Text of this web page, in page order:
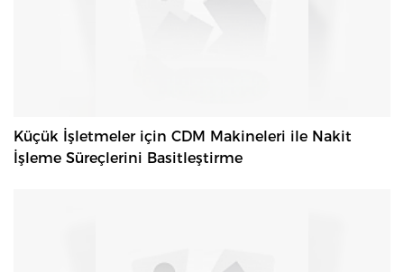
Küçük İşletmeler için CDM Makineleri ile Nakit
İşleme Süreçlerini Basitleştirme